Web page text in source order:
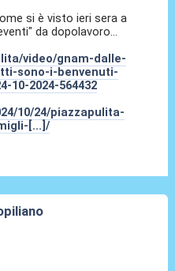
si è visto ieri sera a
da dopolavoro...
video/gnam-dalle-
sono-i-benvenuti-
10-2024-564432
10/24/piazzapulita-
[...]/